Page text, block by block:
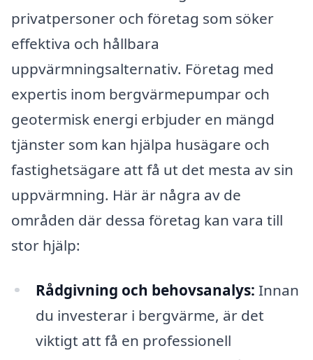
privatpersoner och företag som söker
effektiva och hållbara
uppvärmningsalternativ. Företag med
expertis inom bergvärmepumpar och
geotermisk energi erbjuder en mängd
tjänster som kan hjälpa husägare och
fastighetsägare att få ut det mesta av sin
uppvärmning. Här är några av de
områden där dessa företag kan vara till
stor hjälp:
Rådgivning och behovsanalys: Innan
du investerar i bergvärme, är det
viktigt att få en professionell